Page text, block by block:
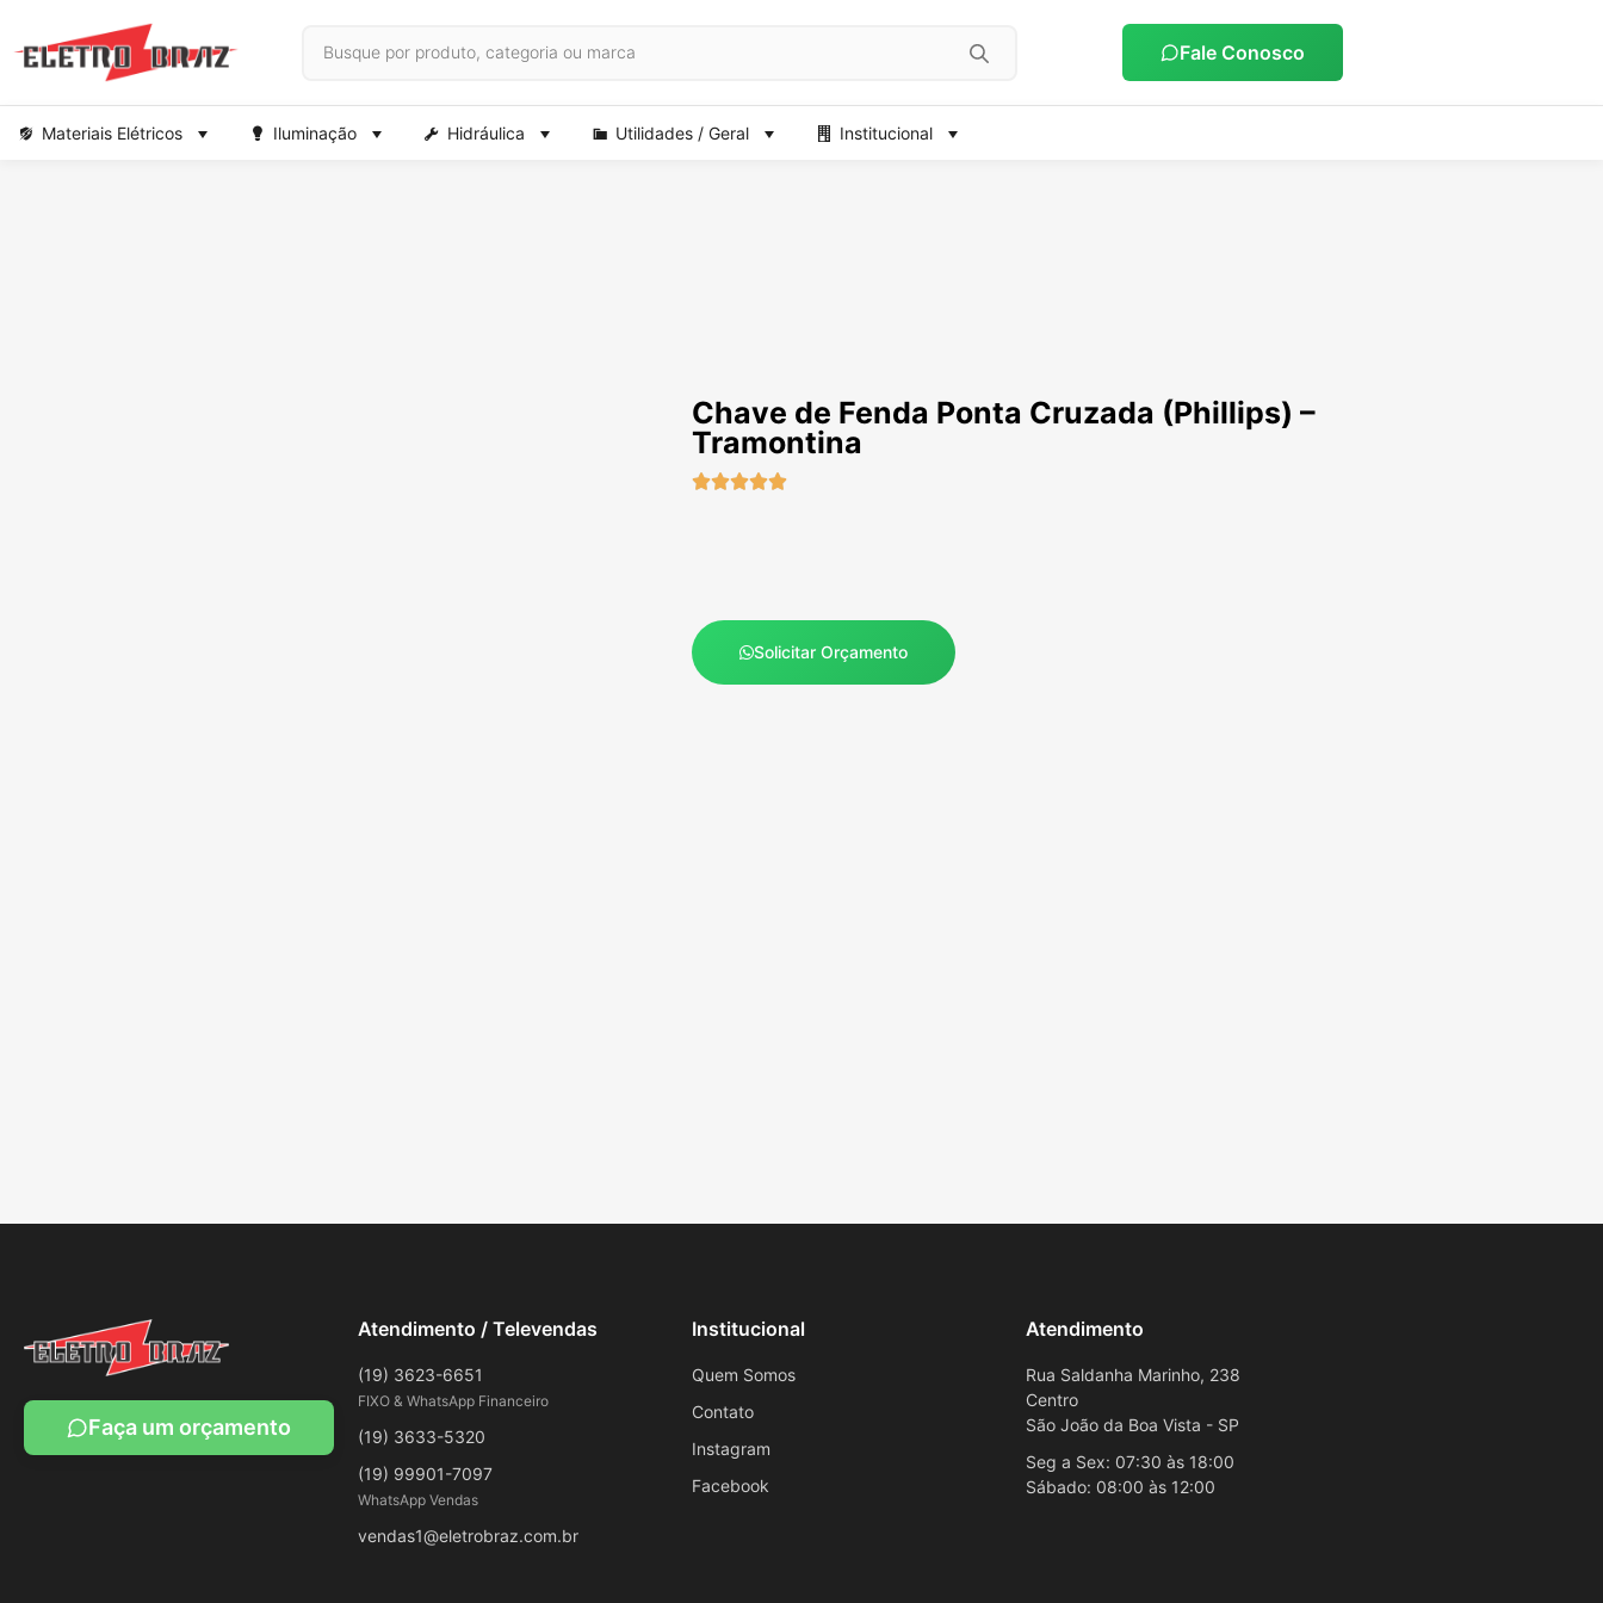
Fale Conosco
Materiais Elétricos Iluminação Hidráulica Utilidades / Geral Institucional
Chave de Fenda Ponta Cruzada (Phillips) –
Tramontina

Solicitar Orçamento
Faça um orçamento
Atendimento / Televendas
(19) 3623-6651
FIXO & WhatsApp Financeiro
(19) 3633-5320
(19) 99901-7097
WhatsApp Vendas
vendas1@eletrobraz.com.br
Institucional
Quem Somos
Contato
Instagram
Facebook
Atendimento
Rua Saldanha Marinho, 238
Centro
São João da Boa Vista - SP
Seg a Sex: 07:30 às 18:00
Sábado: 08:00 às 12:00